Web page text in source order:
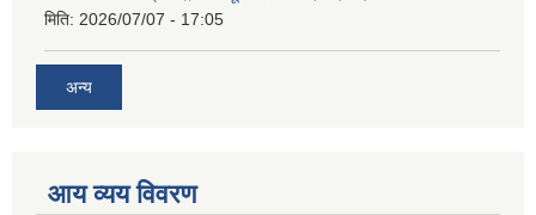
मिति: 2026/07/07 - 17:05
अन्य
आय व्यय विवरण